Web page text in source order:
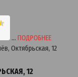
… ПОДРОБНЕЕ
12